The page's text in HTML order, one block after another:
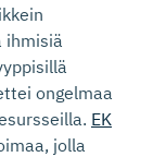
ihmisiä
ongelmaa
EK
jolla